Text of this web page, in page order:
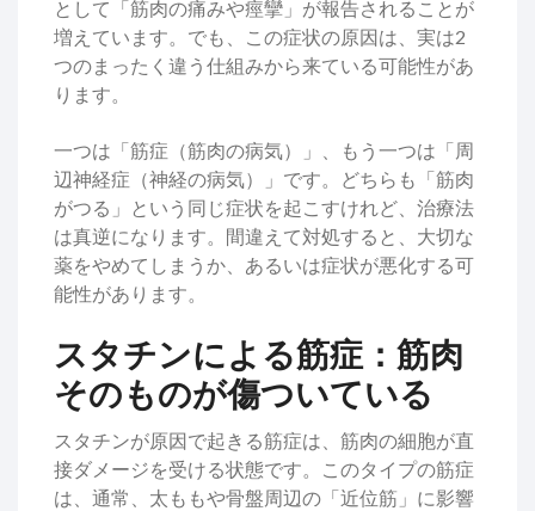
として「筋肉の痛みや痙攣」が報告されることが
増えています。でも、この症状の原因は、実は2
つのまったく違う仕組みから来ている可能性があ
ります。
一つは「筋症（筋肉の病気）」、もう一つは「周
辺神経症（神経の病気）」です。どちらも「筋肉
がつる」という同じ症状を起こすけれど、治療法
は真逆になります。間違えて対処すると、大切な
薬をやめてしまうか、あるいは症状が悪化する可
能性があります。
スタチンによる筋症：筋肉
そのものが傷ついている
スタチンが原因で起きる筋症は、筋肉の細胞が直
接ダメージを受ける状態です。このタイプの筋症
は、通常、太ももや骨盤周辺の「近位筋」に影響